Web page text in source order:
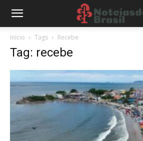
Início Tags Recebe
Tag: recebe